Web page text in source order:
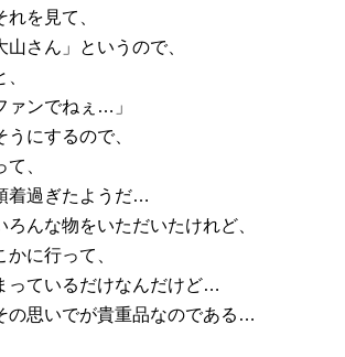
を見て、
山さん」というので、
ァンでねぇ…」
にするので、
、
着過ぎたようだ…
ろんな物をいただいたけれど、
に行って、
っているだけなんだけど…
の思いでが貴重品なのである…